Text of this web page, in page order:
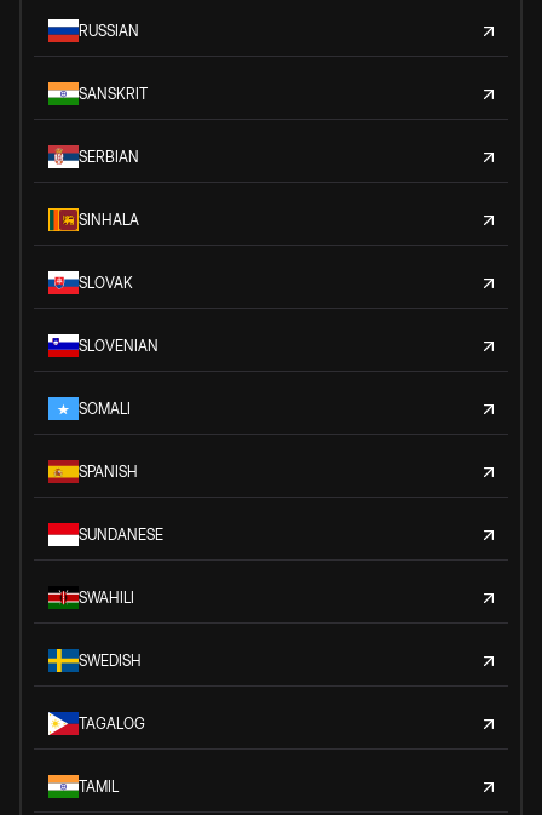
RUSSIAN
SANSKRIT
SERBIAN
SINHALA
SLOVAK
SLOVENIAN
SOMALI
SPANISH
SUNDANESE
SWAHILI
SWEDISH
TAGALOG
TAMIL